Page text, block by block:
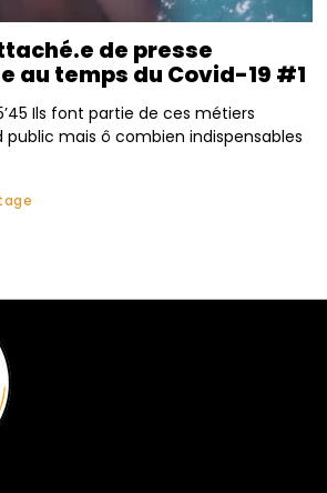
de presse
au temps du Covid-19 #1
Ils font partie de ces métiers
mais ô combien indispensables